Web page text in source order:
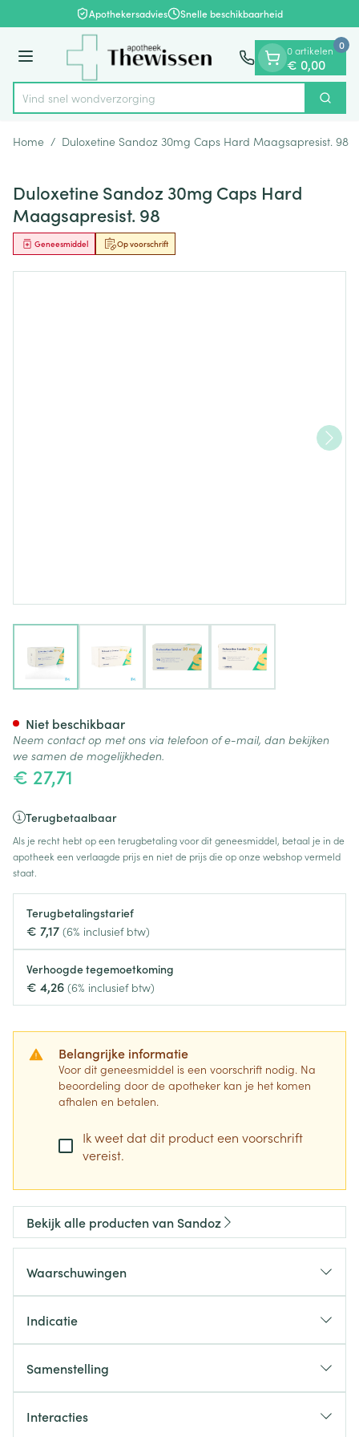
Ga naar de inhoudApothekersadvies Snelle beschikbaarheid
Menu
Product, merk, categorie...
Vind snel wondve Zoek
0 artikelen
€ 0,00
0
Home / Duloxetine Sandoz 30mg Caps Hard Maagsapresist. 98
Duloxetine Sandoz 30mg Caps Hard
Maagsapresist. 98
Op voorschrift
Geneesmiddel
€ 27,71
Terugbetaalbaar
Als je recht hebt op een terugbetaling voor dit geneesmiddel, betaal je in de
apotheek een verlaagde prijs en niet de prijs die op onze webshop vermeld
staat.
Terugbetalingstarief
€ 7,17 (6% inclusief btw)
Verhoogde tegemoetkoming
€ 4,26 (6% inclusief btw)
Belangrijke informatie
Voor dit geneesmiddel is een voorschrift nodig. Na
beoordeling door de apotheker kan je het komen
afhalen en betalen.
Ik weet dat dit product een voorschrift
vereist.
Niet beschikbaar
Neem contact op met ons via telefoon of e-mail, dan bekijken
we samen de mogelijkheden.
Bekijk alle producten van Sandoz
Waarschuwingen
Indicatie
Diabetische perifere neuropathische pijn bij
Gegeneraliseerde angststoornis.
Samenstelling
Interacties